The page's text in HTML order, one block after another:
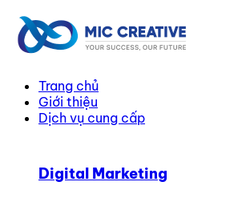
Trang chủ
Giới thiệu
Dịch vụ cung cấp
Digital Marketing